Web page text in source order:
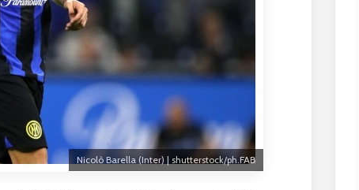
Nicolò Barella (Inter) | shutterstock/ph.FAB